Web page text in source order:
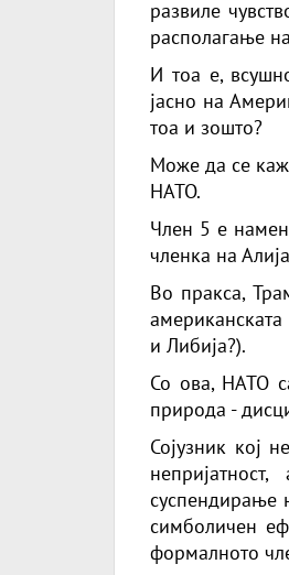
развиле
располагање
И тоа е,
јасно на
тоа и зошто?
Може да се
НАТО.
Член 5 е
членка на
Во пракса,
и Либија?).
Со ова, НАТО
природа -
Сојузник кој
суспендирање
симболичен
формалното